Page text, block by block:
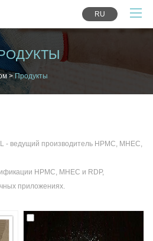
RU
> Продукты
- ведущий производитель HPMC, MHEC,
HPMC, MHEC и RDP,
приложениях.